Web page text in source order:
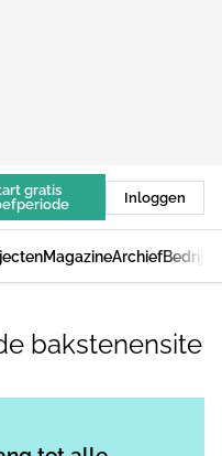
gratis
Inloggen
MagazineArchief
bakstenensite